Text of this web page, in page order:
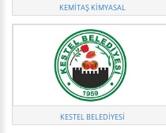
KEMITAŞ KIMYASAL
KESTEL BELEDİYESİ